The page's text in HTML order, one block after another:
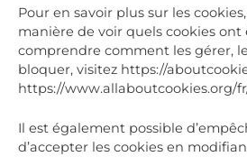
Pour en savoir plus sur les
manière de voir quels cookies ont
comprendre comment les gérer,
bloquer, visitez https://
https://www.allaboutcookies.org/
Il est également possible
d’accepter les cookies en